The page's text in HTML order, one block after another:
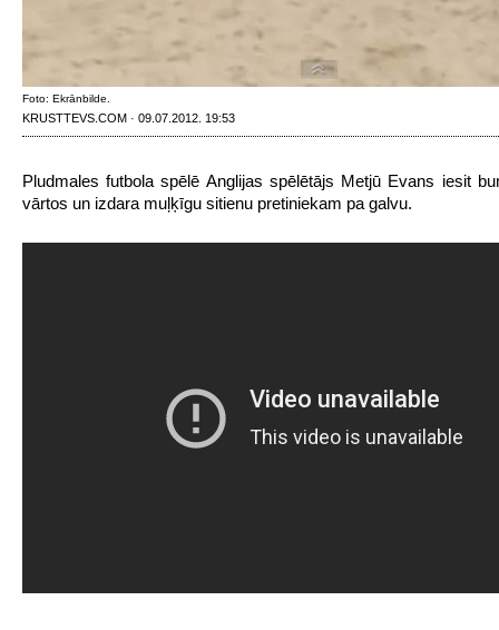
Foto: Ekrānbilde.
KRUSTTEVS.COM · 09.07.2012. 19:53
Pludmales futbola spēlē Anglijas spēlētājs Metjū Evans iesit
vārtos un izdara muļķīgu sitienu pretiniekam pa galvu.